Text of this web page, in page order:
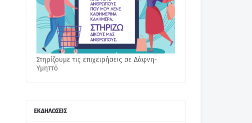
Στηρίζουμε τις επιχειρήσεις σε Δάφνη-
Υμηττό
ΕΚΔΗΛΩΣΕΙΣ